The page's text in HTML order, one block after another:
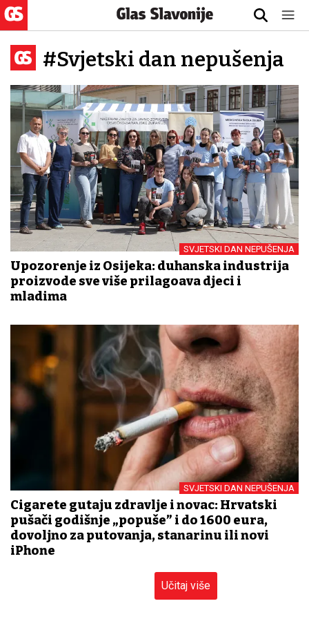
#Svjetski dan nepušenja
SVJETSKI DAN NEPUŠENJA
Upozorenje iz Osijeka: duhanska industrija
proizvode sve više prilagođava djeci i
mladima
SVJETSKI DAN NEPUŠENJA
Cigarete gutaju zdravlje i novac: Hrvatski
pušači godišnje „popuše” i do 1600 eura,
dovoljno za putovanja, stanarinu ili novi
iPhone
Učitaj više